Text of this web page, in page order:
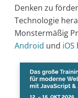
Denken zu
Technologie
Monstermäßig
Android und iOS